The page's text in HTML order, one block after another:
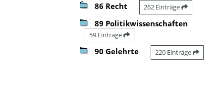
86 Recht 262 Einträge
89 Politikwissenschaften
59 Einträge
90 Gelehrte 220 Einträge